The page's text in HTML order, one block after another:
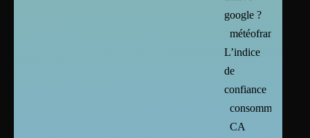
google ?
météofrance :
L’indice
de
confiance
consommation
CA